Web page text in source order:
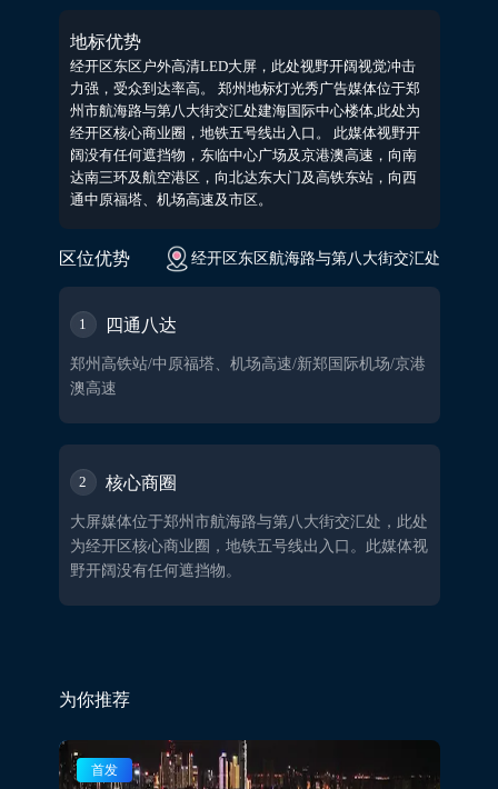
地标优势
经开区东区户外高清LED大屏，此处视野开阔视觉冲击
力强，受众到达率高。 郑州地标灯光秀广告媒体位于郑
州市航海路与第八大街交汇处建海国际中心楼体,此处为
经开区核心商业圈，地铁五号线出入口。 此媒体视野开
阔没有任何遮挡物，东临中心广场及京港澳高速，向南
达南三环及航空港区，向北达东大门及高铁东站，向西
通中原福塔、机场高速及市区。
区位优势 经开区东区航海路与第八大街交汇处
1 四通八达
郑州高铁站/中原福塔、机场高速/新郑国际机场/京港
澳高速
2 核心商圈
大屏媒体位于郑州市航海路与第八大街交汇处，此处
为经开区核心商业圈，地铁五号线出入口。此媒体视
野开阔没有任何遮挡物。
为你推荐
首发